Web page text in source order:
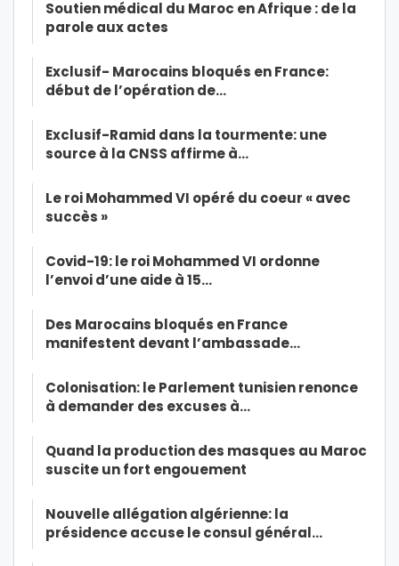
Soutien médical du Maroc en Afrique : de la
parole aux actes
Exclusif- Marocains bloqués en France:
début de l’opération de…
Exclusif-Ramid dans la tourmente: une
source à la CNSS affirme à…
Le roi Mohammed VI opéré du coeur « avec
succès »
Covid-19: le roi Mohammed VI ordonne
l’envoi d’une aide à 15…
Des Marocains bloqués en France
manifestent devant l’ambassade…
Colonisation: le Parlement tunisien renonce
à demander des excuses à…
Quand la production des masques au Maroc
suscite un fort engouement
Nouvelle allégation algérienne: la
présidence accuse le consul général…